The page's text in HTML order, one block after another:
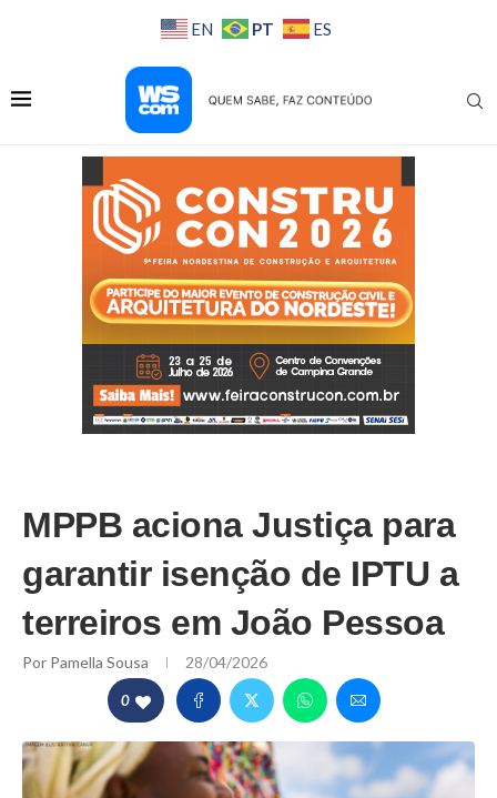
EN PT ES
MPPB aciona Justiça para
garantir isenção de IPTU a
terreiros em João Pessoa
Por Pamella Sousa 28/04/2026
0